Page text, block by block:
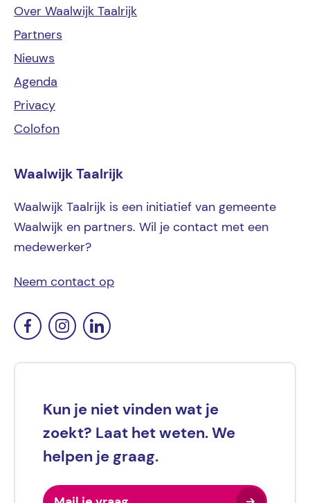
Over Waalwijk Taalrijk
Partners
Nieuws
Agenda
Privacy
Colofon
Waalwijk Taalrijk
Waalwijk Taalrijk is een initiatief van gemeente
Waalwijk en partners. Wil je contact met een
medewerker?
Neem contact op
Kun je niet vinden wat je
zoekt? Laat het weten. We
helpen je graag.